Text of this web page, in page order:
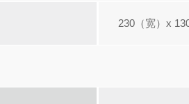
230（宽）x